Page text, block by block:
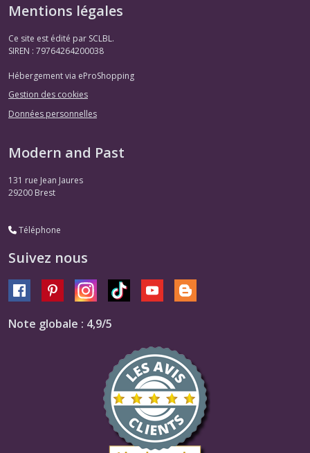
Mentions légales
Ce site est édité par SCLBL.
SIREN : 79764264200038
Hébergement via eProShopping
Gestion des cookies
Données personnelles
Modern and Past
131 rue Jean Jaures
29200 Brest
Téléphone
Suivez nous
Note globale : 4,9/5